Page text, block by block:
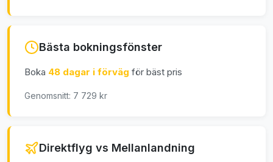
Bästa bokningsfönster
Boka 48 dagar i förväg för bäst pris
Genomsnitt: 7 729 kr
Direktflyg vs Mellanlandning